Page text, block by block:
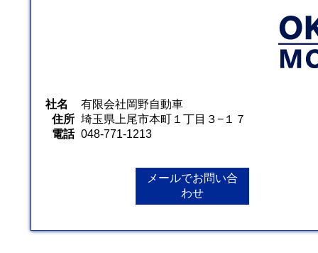
社名
有限会社岡野自動車
住所 埼玉県上尾市本町１丁目３−１７
電話 048-771-1213
メールでお問い合
わせ